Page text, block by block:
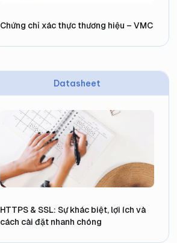
Chứng chỉ xác thực thương hiệu – VMC
Datasheet
HTTPS & SSL: Sự khác biệt, lợi ích và
cách cài đặt nhanh chóng